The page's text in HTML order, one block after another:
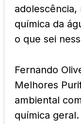
química da
o que sei
Fernando
Melhores
ambiental
química